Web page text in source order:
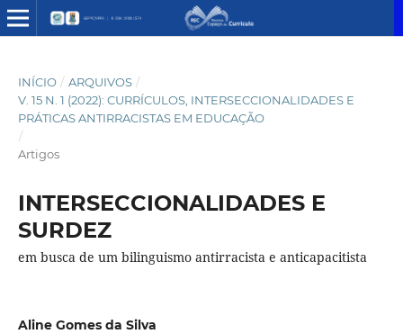
INÍCIO / ARQUIVOS /
V. 15 N. 1 (2022): CURRÍCULOS, INTERSECCIONALIDADES E
PRÁTICAS ANTIRRACISTAS EM EDUCAÇÃO
/
Artigos
INTERSECCIONALIDADES E
SURDEZ
em busca de um bilinguismo antirracista e anticapacitista
Aline Gomes da Silva